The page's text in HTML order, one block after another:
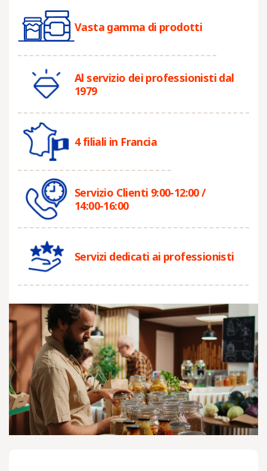
Vasta gamma di prodotti
Al servizio dei professionisti dal
1979
4 filiali in Francia
Servizio Clienti 9:00-12:00 /
14:00-16:00
Servizi dedicati ai professionisti